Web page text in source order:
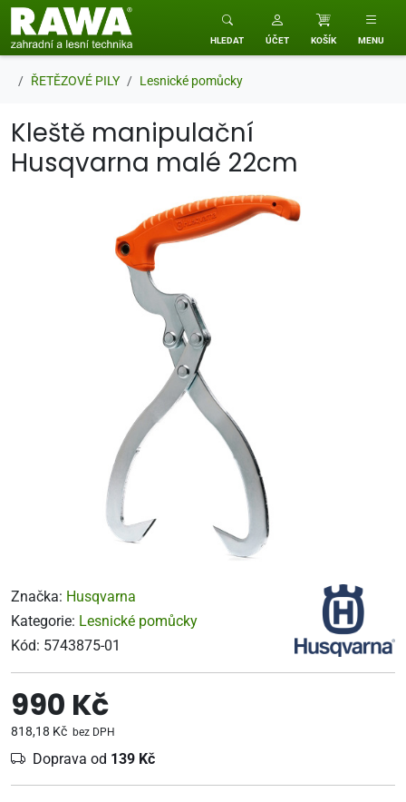
RAWA zahradní a lesní technika
HLEDAT ÚČET KOŠÍK MENU
ŘETĚZOVÉ PILY Lesnické pomůcky
Kleště manipulační
Husqvarna malé 22cm
Značka: Husqvarna
Kategorie: Lesnické pomůcky
Kód: 5743875-01
990 Kč
818,18 Kč bez DPH
Doprava od 139 Kč